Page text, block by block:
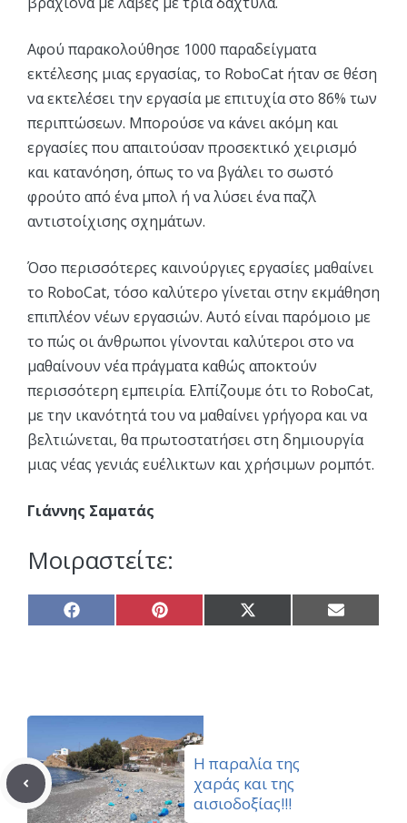
Αφού παρακολούθησε 1000 παραδείγματα
εκτέλεσης μιας εργασίας, το RoboCat ήταν σε θέση
να εκτελέσει την εργασία με επιτυχία στο 86% των
περιπτώσεων. Μπορούσε να κάνει ακόμη και
εργασίες που απαιτούσαν προσεκτικό χειρισμό
και κατανόηση, όπως το να βγάλει το σωστό
φρούτο από ένα μπολ ή να λύσει ένα παζλ
αντιστοίχισης σχημάτων.
Όσο περισσότερες καινούργιες εργασίες μαθαίνει
το RoboCat, τόσο καλύτερο γίνεται στην εκμάθηση
επιπλέον νέων εργασιών. Αυτό είναι παρόμοιο με
το πώς οι άνθρωποι γίνονται καλύτεροι στο να
μαθαίνουν νέα πράγματα καθώς αποκτούν
περισσότερη εμπειρία. Ελπίζουμε ότι το RoboCat,
με την ικανότητά του να μαθαίνει γρήγορα και να
βελτιώνεται, θα πρωτοστατήσει στη δημιουργία
μιας νέας γενιάς ευέλικτων και χρήσιμων ρομπότ.
Γιάννης Σαματάς
Μοιραστείτε:
Share
on
Share
on
Share
on
Share
on
Η παραλία της
χαράς και της
αισιοδοξίας!!!